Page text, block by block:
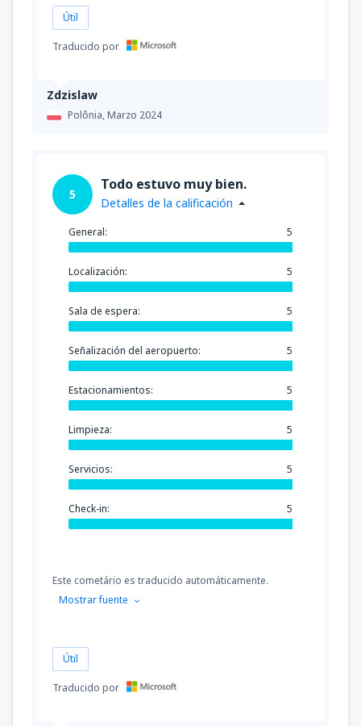
Zdzislaw
Polônia,Marzo 2024
Útil
Traducido por
5
Todo estuvo muy bien.
Detalles de la calificación
General: 5
Localización: 5
Sala de espera: 5
Señalización del aeropuerto: 5
Estacionamientos: 5
Limpieza: 5
Servicios: 5
Check-in: 5
Este cometário es traducido automáticamente.
Mostrar fuente
Útil
Traducido por